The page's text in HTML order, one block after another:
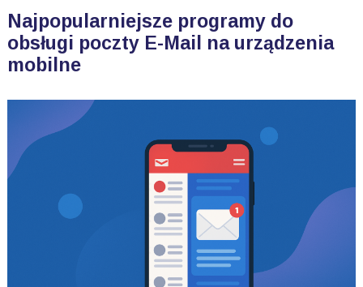
Najpopularniejsze programy do
obsługi poczty E-Mail na urządzenia
mobilne